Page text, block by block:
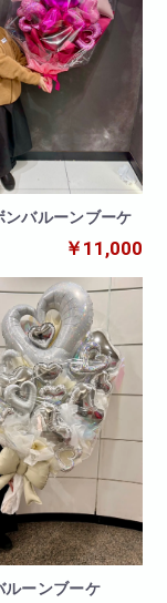
ンバルーンブーケ
￥11,000
ルーンブーケ